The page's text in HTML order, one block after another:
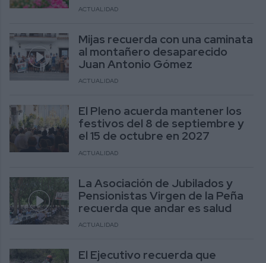
ACTUALIDAD
Mijas recuerda con una caminata
al montañero desaparecido
Juan Antonio Gómez
ACTUALIDAD
El Pleno acuerda mantener los
festivos del 8 de septiembre y
el 15 de octubre en 2027
ACTUALIDAD
La Asociación de Jubilados y
Pensionistas Virgen de la Peña
recuerda que andar es salud
ACTUALIDAD
El Ejecutivo recuerda que